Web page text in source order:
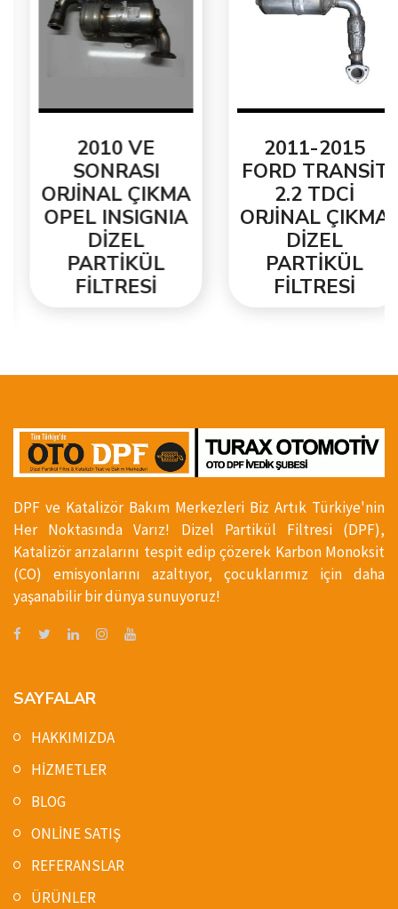
2010 VE
SONRASI
ORJİNAL ÇIKMA
OPEL INSIGNIA
DİZEL
PARTİKÜL
FİLTRESİ
2011-2015
FORD TRANSİT
2.2 TDCİ
ORJİNAL ÇIKMA
DİZEL
PARTİKÜL
FİLTRESİ
DPF ve Katalizör Bakım Merkezleri Biz Artık Türkiye'nin
Her Noktasında Varız! Dizel Partikül Filtresi (DPF),
Katalizör arızalarını tespit edip çözerek Karbon Monoksit
(CO) emisyonlarını azaltıyor, çocuklarımız için daha
yaşanabilir bir dünya sunuyoruz!
SAYFALAR
HAKKIMIZDA
HİZMETLER
BLOG
ONLİNE SATIŞ
REFERANSLAR
ÜRÜNLER